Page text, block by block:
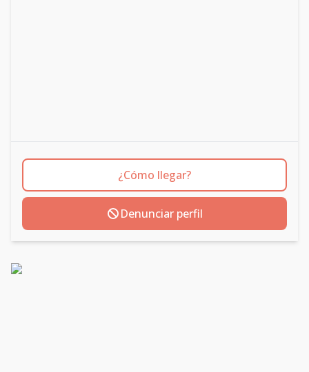
¿Cómo llegar?
Denunciar perfil